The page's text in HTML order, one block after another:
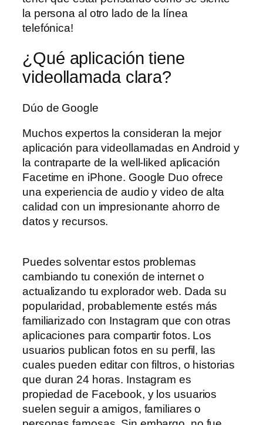
la persona al otro lado de la línea
telefónica!
¿Qué aplicación tiene
videollamada clara?
Dúo de Google
Muchos expertos la consideran la mejor
aplicación para videollamadas en Android y
la contraparte de la well-liked aplicación
Facetime en iPhone. Google Duo ofrece
una experiencia de audio y video de alta
calidad con un impresionante ahorro de
datos y recursos.
Puedes solventar estos problemas
cambiando tu conexión de internet o
actualizando tu explorador web. Dada su
popularidad, probablemente estés más
familiarizado con Instagram que con otras
aplicaciones para compartir fotos. Los
usuarios publican fotos en su perfil, las
cuales pueden editar con filtros, o historias
que duran 24 horas. Instagram es
propiedad de Facebook, y los usuarios
suelen seguir a amigos, familiares o